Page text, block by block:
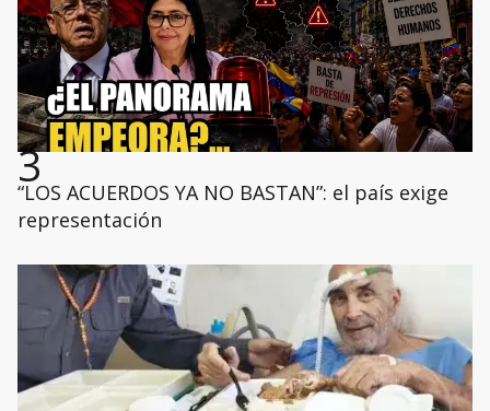
3
“LOS ACUERDOS YA NO BASTAN”: el país exige
representación